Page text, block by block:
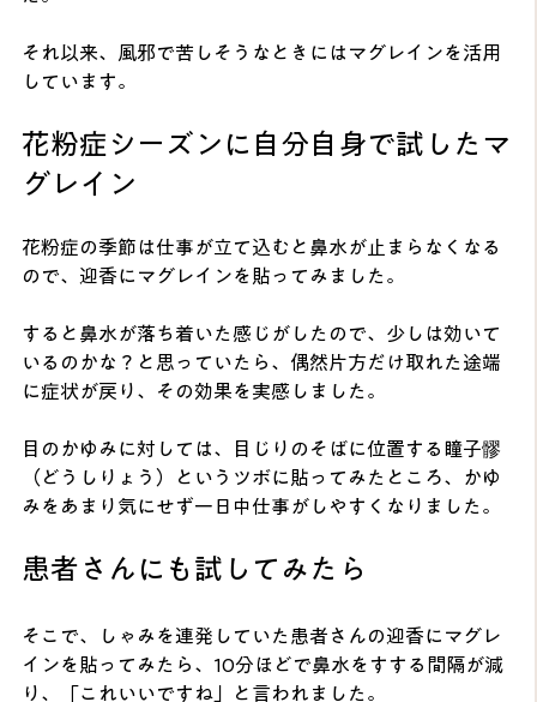
それ以来、風邪で苦しそうなときにはマグレインを活用
しています。
花粉症シーズンに自分自身で試したマ
グレイン
花粉症の季節は仕事が立て込むと鼻水が止まらなくなる
ので、迎香にマグレインを貼ってみました。
すると鼻水が落ち着いた感じがしたので、少しは効いて
いるのかな？と思っていたら、偶然片方だけ取れた途端
に症状が戻り、その効果を実感しました。
目のかゆみに対しては、目じりのそばに位置する瞳子髎
（どうしりょう）というツボに貼ってみたところ、かゆ
みをあまり気にせず一日中仕事がしやすくなりました。
患者さんにも試してみたら
そこで、しゃみを連発していた患者さんの迎香にマグレ
インを貼ってみたら、10分ほどで鼻水をすする間隔が減
り、「これいいですね」と言われました。